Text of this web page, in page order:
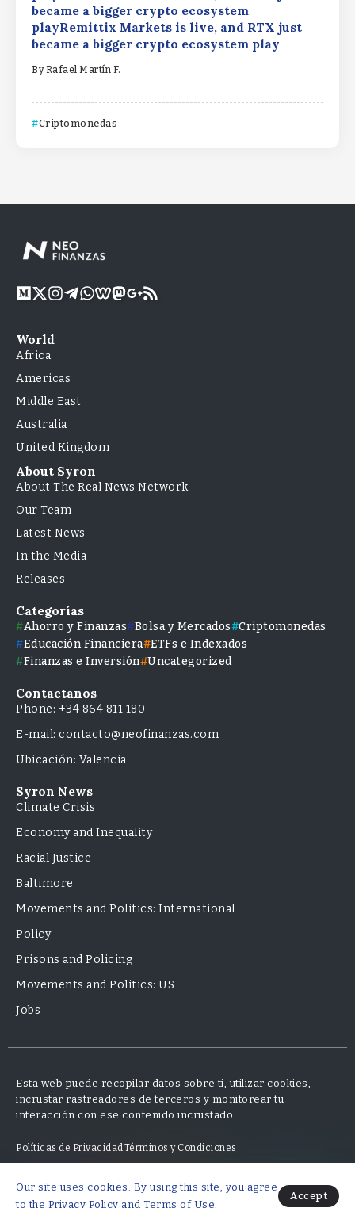
became a bigger crypto ecosystem
playRemittix Markets is live, and RTX just
became a bigger crypto ecosystem play
By Rafael Martín F.
Criptomonedas
World
Africa
Americas
Middle East
Australia
United Kingdom
About Syron
About The Real News Network
Our Team
Latest News
In the Media
Releases
Categorías
Ahorro y Finanzas Bolsa y Mercados
Criptomonedas
Educación Financiera ETFs e Indexados
Finanzas e Inversión Uncategorized
Contactanos
Phone: +34 864 811 180
E-mail: contacto@neofinanzas.com
Ubicación: Valencia
Syron News
Climate Crisis
Economy and Inequality
Racial Justice
Baltimore
Movements and Politics: International
Policy
Prisons and Policing
Movements and Politics: US
Jobs
Esta web puede recopilar datos sobre ti, utilizar cookies,
incrustar rastreadores de terceros y monitorear tu
interacción con ese contenido incrustado.
Políticas de PrivacidadTérminos y Condiciones
© 2025 Neo Finanzas · Diseño y desarrollo por Mauricio Fajardo
Our site uses cookies. By using this site, you agree
to the Privacy Policy and Terms of Use.
Accept